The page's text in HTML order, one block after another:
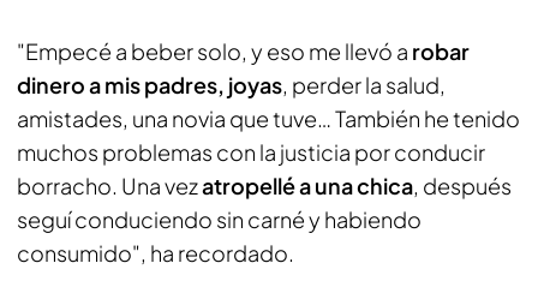
"Empecé a beber solo, y eso me llevó a robar
dinero a mis padres, joyas, perder la salud,
amistades, una novia que tuve… También he tenido
muchos problemas con la justicia por conducir
borracho. Una vezatropellé a una chica, después
seguí conduciendo sin carné y habiendo
consumido", ha recordado.